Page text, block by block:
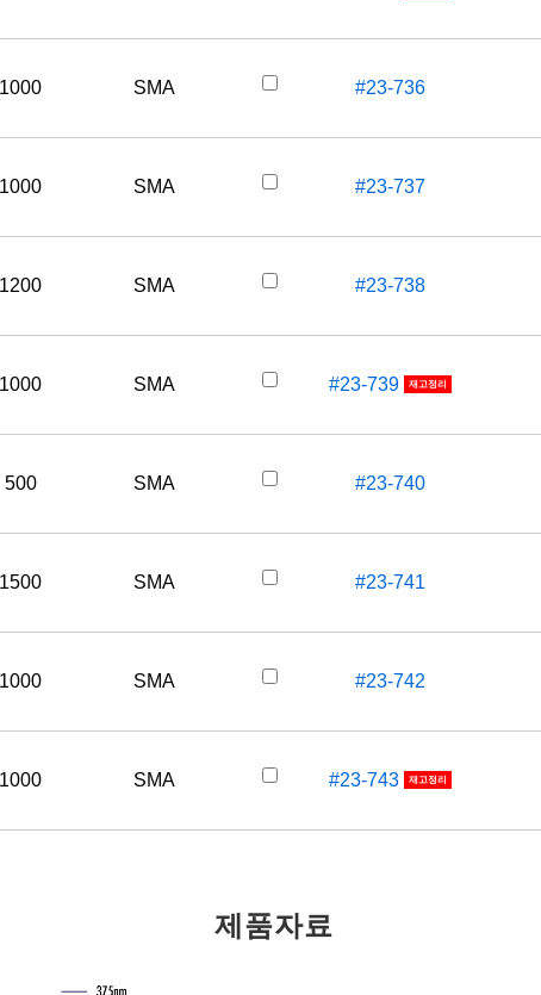
1000 SMA #23-736
1000 SMA #23-737
1200 SMA #23-738
1000 SMA #23-739 재고정리
500 SMA #23-740
1500 SMA #23-741
1000 SMA #23-742
1000 SMA #23-743 재고정리
제품자료